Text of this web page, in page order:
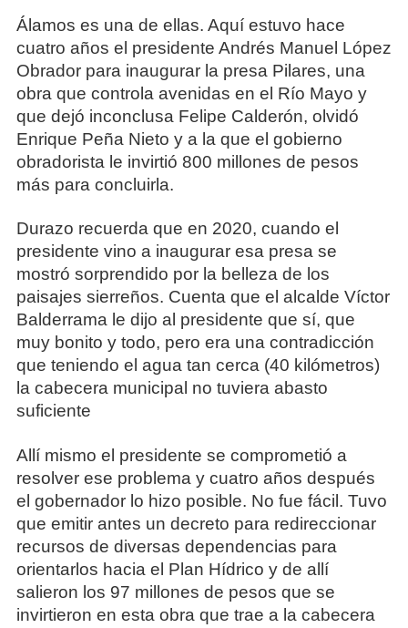
Álamos es una de ellas. Aquí estuvo hace
cuatro años el presidente Andrés Manuel López
Obrador para inaugurar la presa Pilares, una
obra que controla avenidas en el Río Mayo y
que dejó inconclusa Felipe Calderón, olvidó
Enrique Peña Nieto y a la que el gobierno
obradorista le invirtió 800 millones de pesos
más para concluirla.
Durazo recuerda que en 2020, cuando el
presidente vino a inaugurar esa presa se
mostró sorprendido por la belleza de los
paisajes sierreños. Cuenta que el alcalde Víctor
Balderrama le dijo al presidente que sí, que
muy bonito y todo, pero era una contradicción
que teniendo el agua tan cerca (40 kilómetros)
la cabecera municipal no tuviera abasto
suficiente
Allí mismo el presidente se comprometió a
resolver ese problema y cuatro años después
el gobernador lo hizo posible. No fue fácil. Tuvo
que emitir antes un decreto para redireccionar
recursos de diversas dependencias para
orientarlos hacia el Plan Hídrico y de allí
salieron los 97 millones de pesos que se
invirtieron en esta obra que trae a la cabecera